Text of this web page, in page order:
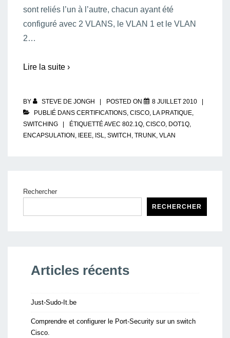
sont reliés l’un à l’autre, chacun ayant été
configuré avec 2 VLANS, le VLAN 1 et le VLAN
2…
Lire la suite ›
BY STEVE DE JONGH POSTED ON
8 JUILLET 2010
PUBLIÉ DANS CERTIFICATIONS, CISCO, LA PRATIQUE,
SWITCHING
ÉTIQUETTÉ AVEC 802.1Q, CISCO, DOT1Q,
ENCAPSULATION , IEEE, ISL, SWITCH , TRUNK, VLAN
Rechercher
RECHERCHER
Articles récents
Just-Sudo-It.be
Comprendre et configurer le Port-Security sur un switch
Cisco.